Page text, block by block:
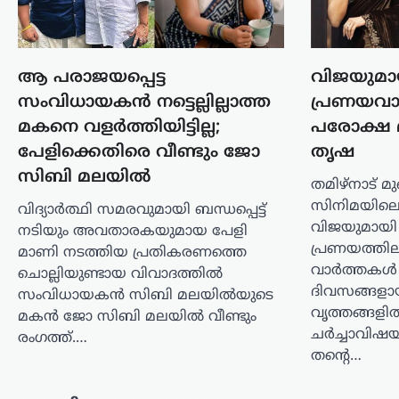
ആ പരാജയപ്പെട്ട
സംവിധായകൻ നട്ടെല്ലില്ലാത്ത
മകനെ വളർത്തിയിട്ടില്ല;
പേളിക്കെതിരെ വീണ്ടും ജോ
സിബി മലയിൽ
വിദ്യാർത്ഥി സമരവുമായി ബന്ധപ്പെട്ട്
നടിയും അവതാരകയുമായ പേളി
മാണി നടത്തിയ പ്രതികരണത്തെ
ചൊല്ലിയുണ്ടായ വിവാദത്തിൽ
സംവിധായകൻ സിബി മലയിൽയുടെ
മകൻ ജോ സിബി മലയിൽ വീണ്ടും
രംഗത്ത്.…
പരോക്ഷ
തൃഷ
തമിഴ്‌നാട്
വാർത്തകൾ
തന്റെ…
സൂപ്പ് കുടിക്കാൻ
സർക്കാർ നിർദേശം;
ഉപദേശം ചർച്ചയാകുന്നു
ന്യൂസ് ഡെസ്ക് ഓഗസ്റ്റ്‌ 6, 2026
ഉത്തരകൊറിയയിൽ അനുഭവപ്പെടുന്ന
അതിശക്തമായ ചൂടിനിടെ
പൊതുജനങ്ങൾക്കായി സർക്കാർ
അന്താരാഷ്ട്ര തലത്തിൽ ശ്രദ്ധ നേടുന്നു.
ശരീരത്തിന് ഊർജം പകരാനും ചൂടിന്റെ
ദോഷഫലങ്ങൾ കുറയ്ക്കാനുമായി
നായിറച്ചി…
കായികം
കോമൺവെൽത്ത്
ഗെയിംസിന് പിന്നാലെ